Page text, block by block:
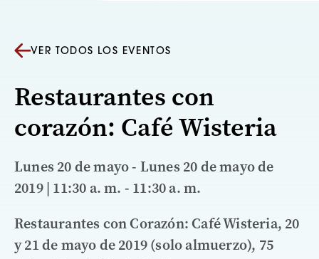
VER TODOS LOS EVENTOS
Restaurantes con
corazón: Café Wisteria
Lunes 20 de mayo - Lunes 20 de mayo de
2019 | 11:30 a. m. - 11:30 a. m.
Restaurantes con Corazón: Café Wisteria, 20
y 21 de mayo de 2019 (solo almuerzo), 75